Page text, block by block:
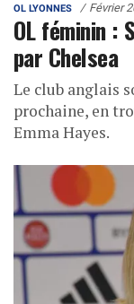
OL LYONNES Février
OL féminin :
par Chelsea
Le club anglais
prochaine, en
Emma Hayes.